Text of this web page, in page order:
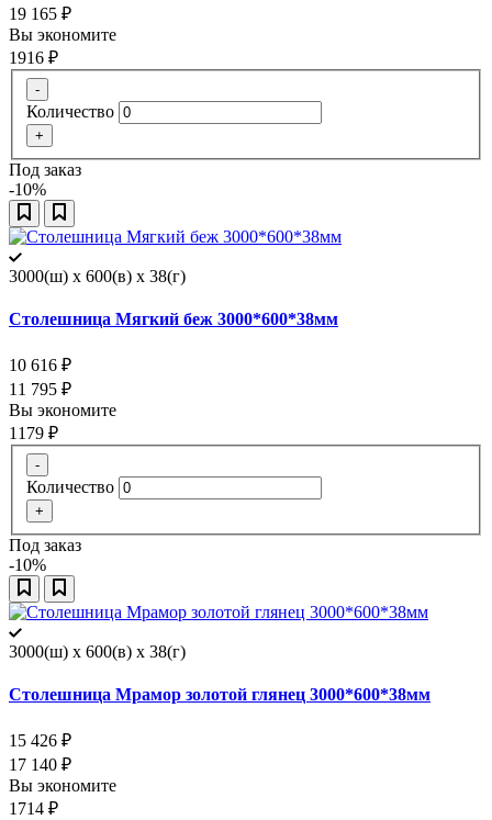
19 165 ₽
Вы экономите
1916 ₽
-
Количество
+
Под заказ
-10%
3000(ш) x 600(в) x 38(г)
Столешница Мягкий беж 3000*600*38мм
10 616 ₽
11 795 ₽
Вы экономите
1179 ₽
-
Количество
+
Под заказ
-10%
3000(ш) x 600(в) x 38(г)
Столешница Мрамор золотой глянец 3000*600*38мм
15 426 ₽
17 140 ₽
Вы экономите
1714 ₽